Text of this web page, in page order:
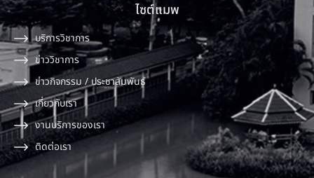
ไซต์แมพ
บริการวิชาการ
ข่าววิชาการ
ข่าวกิจกรรม / ประชาสัมพันธ์
เกี่ยวกับเรา
งานบริการของเรา
ติดต่อเรา